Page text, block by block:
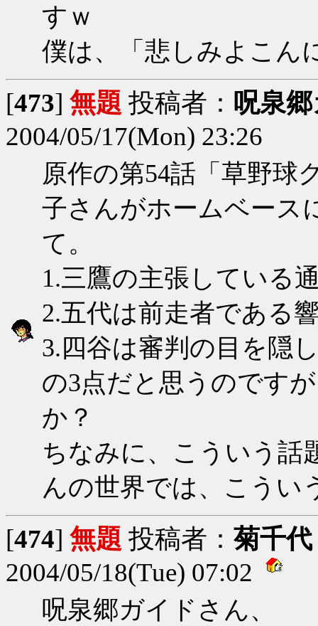
すｗ
僕は、「悲しみよこん
[473] 無題 投稿者： 呪泉
2004/05/17(Mon) 23:26
原作の第54話「草野球
子さんがホームベース
て。
1.三鷹の主張している
2.五代は前走者である
3.四谷は審判の目を隠
の3点だと思うのです
か？
ちなみに、こういう話
んの世界では、こうい
[474] 無題 投稿者： 菊千代
2004/05/18(Tue) 07:02
呪泉郷ガイドさん、